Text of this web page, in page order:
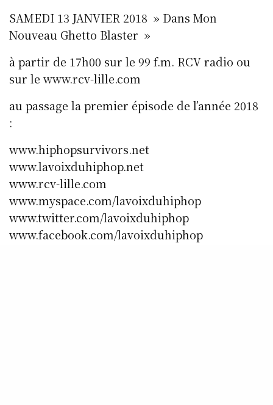
SAMEDI 13 JANVIER 2018 » Dans Mon
Nouveau Ghetto Blaster »
à partir de 17h00 sur le 99 f.m. RCV radio ou
sur le www.rcv-lille.com
au passage la premier épisode de l’année 2018
:
www.hiphopsurvivors.net
www.lavoixduhiphop.net
www.rcv-lille.com
www.myspace.com/lavoixduhiphop
www.twitter.com/lavoixduhiphop
www.facebook.com/lavoixduhiphop